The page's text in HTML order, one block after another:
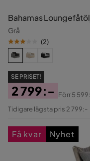
Bahamas
Grå
(2)
SE PRISET!
Pris
2 799:-
Original
Förr5
Tidigare lägsta pris 2 799:-
Få kvar Nyhet